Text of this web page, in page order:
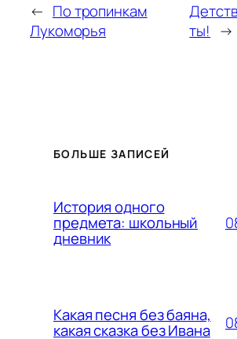
← По тропинкам
Лукоморья
ты! →
БОЛЬШЕ ЗАПИСЕЙ
История одного
предмета: школьный
дневник
Какая песня без баяна,
какая сказка без Ивана